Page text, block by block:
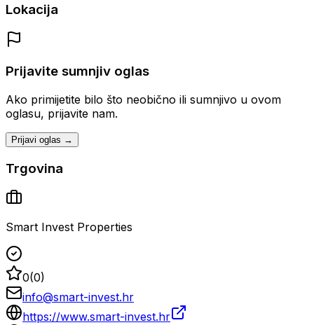
Lokacija
Prijavite sumnjiv oglas
Ako primijetite bilo što neobično ili sumnjivo u ovom
oglasu, prijavite nam.
Prijavi oglas →
Trgovina
Smart Invest Properties
0(0)
info@smart-invest.hr
https://www.smart-invest.hr